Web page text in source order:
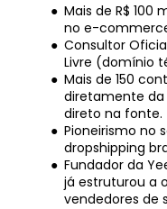
Mais de R$ 100
no e-
Consultor
Livre (domínio
Mais de 150
diretamente da
direto na fonte.
Pioneirismo no
dropshipping
Fundador da
já estruturou a
vendedores de